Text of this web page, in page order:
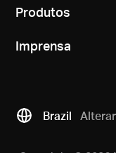
Produtos
Imprensa
Brazil Alterar